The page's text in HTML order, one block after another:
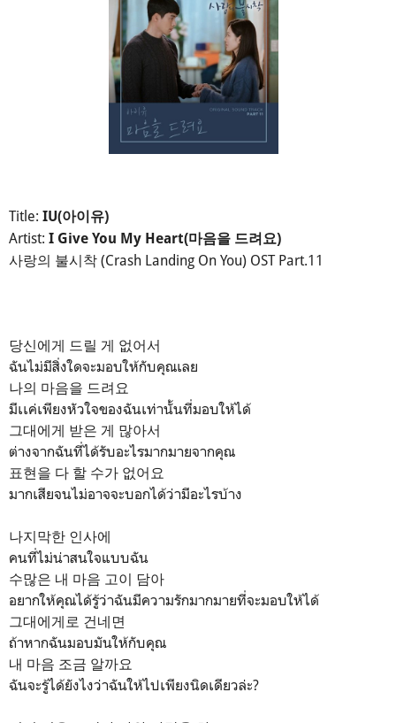
Title: IU(아이유)
Artist: I Give You My Heart(마음을 드려요)
사랑의 불시착 (Crash Landing On You) OST Part.11
당신에게 드릴 게 없어서
ฉันไม่มีสิ่งใดจะมอบให้กับคุณเลย
나의 마음을 드려요
มีเเค่เพียงหัวใจของฉันเท่านั้นที่มอบให้ได้
그대에게 받은 게 많아서
ต่างจากฉันที่ได้รับอะไรมากมายจากคุณ
표현을 다 할 수가 없어요
มากเสียจนไม่อาจจะบอกได้ว่ามีอะไรบ้าง
나지막한 인사에
คนที่ไม่น่าสนใจแบบฉัน
수많은 내 마음 고이 담아
อยากให้คุณได้รู้ว่าฉันมีความรักมากมายที่จะมอบให้ได้
그대에게로 건네면
ถ้าหากฉันมอบมันให้กับคุณ
내 마음 조금 알까요
ฉันจะรู้ได้ยังไงว่าฉันให้ไปเพียงนิดเดียวล่ะ?